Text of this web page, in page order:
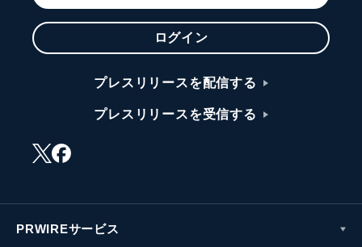
ログイン
プレスリリースを配信する
プレスリリースを受信する
PRWIREサービス